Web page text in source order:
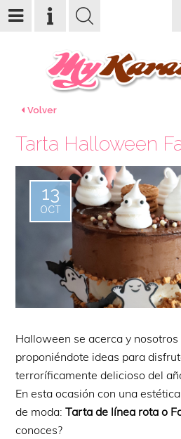
Volver
Tarta Halloween
13
OCT
Halloween se acerca y
proponiéndote ideas para
terroríficamente delicioso del
En esta ocasión con una
de moda:Tarta de línea rota o
conoces?